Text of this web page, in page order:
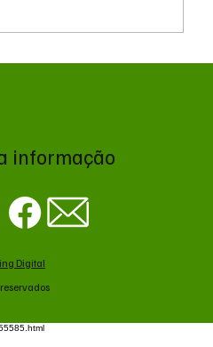
informação
Digital